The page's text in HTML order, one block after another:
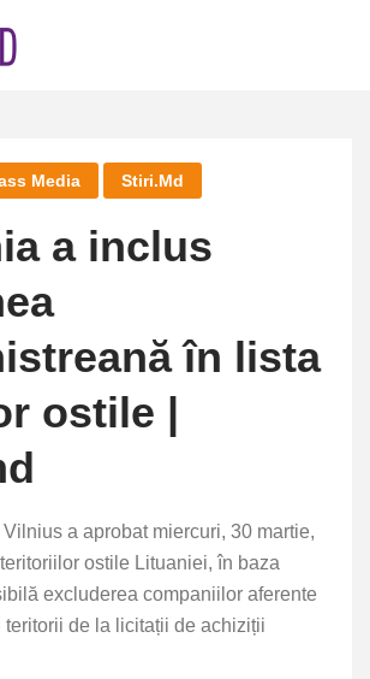
Media Stiri.md
a inclus
în lista
ostile |
a aprobat miercuri, 30 martie,
ostile Lituaniei, în baza
excluderea companiilor aferente
teritorii de la licitații de achiziții